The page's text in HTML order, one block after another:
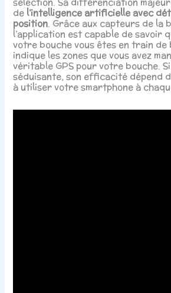
de l’intelligence artificielle avec
position. Grâce aux capteurs de la
l’application est capable de savoir
votre bouche vous êtes en train
indique les zones que vous avez
véritable GPS pour votre bouche.
séduisante, son efficacité dépend
à utiliser votre smartphone à